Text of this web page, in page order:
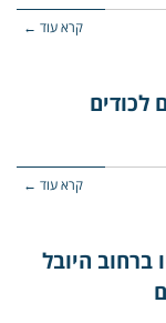
קרא עוד ←
לכודים
קרא עוד ←
ברחוב היובל